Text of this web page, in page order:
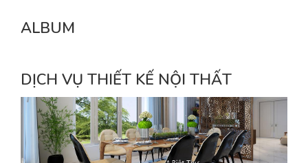
ALBUM
DỊCH VỤ THIẾT KẾ NỘI THẤT